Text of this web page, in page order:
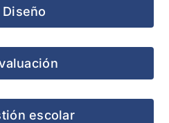
Diseño
escolar